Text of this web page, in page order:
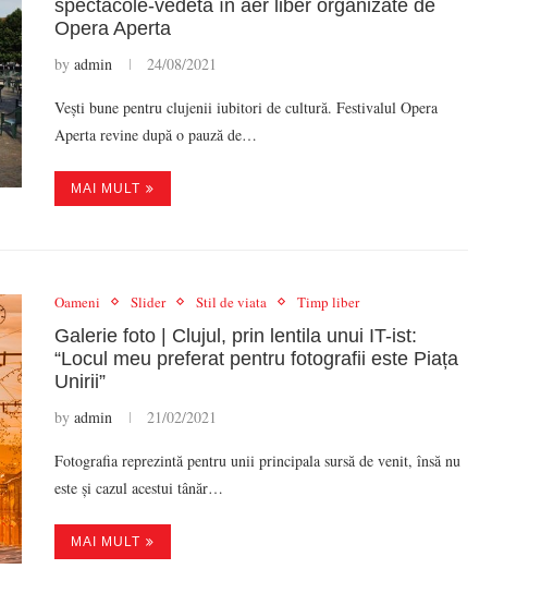
spectacole-vedetă în aer liber organizate de
Opera Aperta
by admin 24/08/2021
Vești bune pentru clujenii iubitori de cultură. Festivalul Opera
Aperta revine după o pauză de…
MAI MULT
Oameni Slider Stil de viata Timp liber
Galerie foto | Clujul, prin lentila unui IT-ist:
“Locul meu preferat pentru fotografii este Piața
Unirii”
by admin 21/02/2021
Fotografia reprezintă pentru unii principala sursă de venit, însă nu
este și cazul acestui tânăr…
MAI MULT